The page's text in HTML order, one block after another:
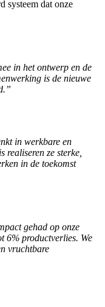
systeem dat onze
in het ontwerp en de
is de nieuwe
in werkbare en
realiseren ze sterke,
in de toekomst
gehad op onze
6% productverlies. We
vruchtbare